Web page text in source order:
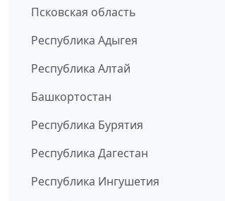
Псковская область
Республика Адыгея
Республика Алтай
Башкортостан
Республика Бурятия
Республика Дагестан
Республика Ингушетия